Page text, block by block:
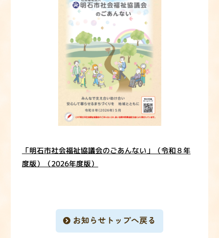
「明石市社会福祉協議会のごあんない」（令和８年
度版）（2026年度版）
お知らせトップへ戻る